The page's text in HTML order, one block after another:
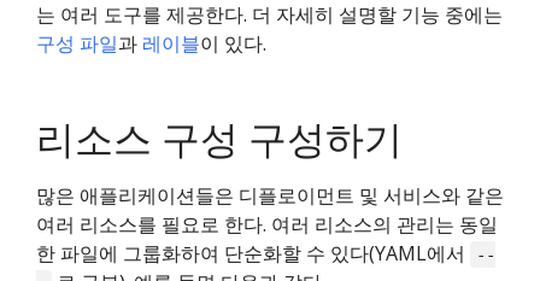
는 여러 도구를 제공한다. 더 자세히 설명할 기능 중에는
구성 파일과 레이블이 있다.
리소스 구성 구성하기
많은 애플리케이션들은 디플로이먼트 및 서비스와 같은
여러 리소스를 필요로 한다. 여러 리소스의 관리는 동일
한 파일에 그룹화하여 단순화할 수 있다(YAML에서
--